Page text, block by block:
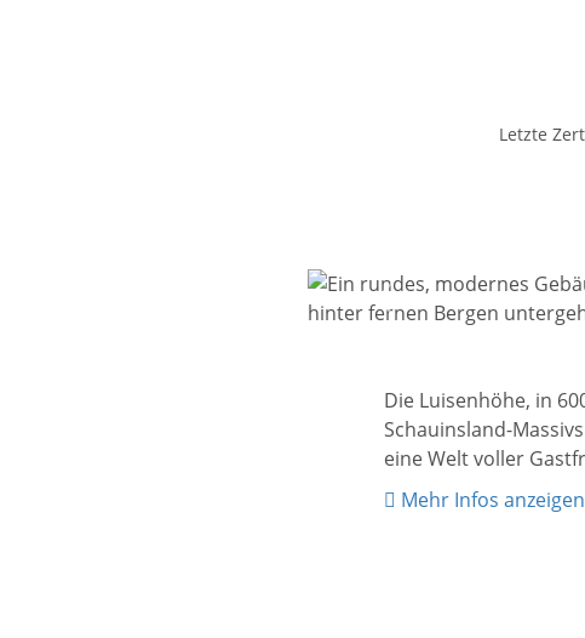
Letzte
Zurück
Die Luisenhöhe, in
Schauinsland-
eine Welt voller
Mehr Infos anzeigen